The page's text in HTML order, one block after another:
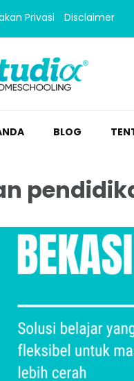
Privasi Disclaimer
BLOG